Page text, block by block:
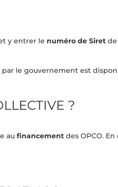
y entrer le numéro de Siret
le gouvernement est
?
aufinancement des OPCO.